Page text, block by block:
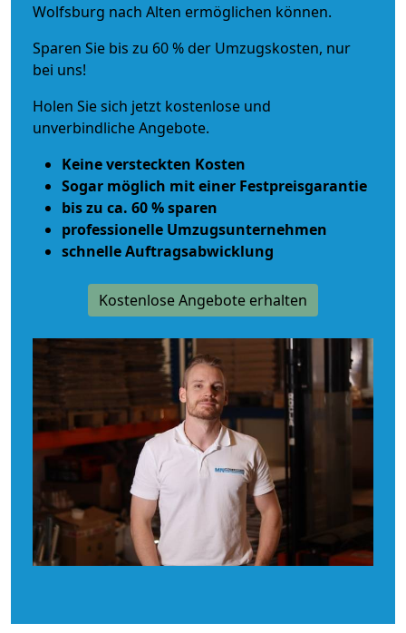
Wolfsburg nach Alten ermöglichen können.
Sparen Sie bis zu 60 % der Umzugskosten, nur
bei uns!
Holen Sie sich jetzt kostenlose und
unverbindliche Angebote.
Keine versteckten Kosten
Sogar möglich mit einer Festpreisgarantie
bis zu ca. 60 % sparen
professionelle Umzugsunternehmen
schnelle Auftragsabwicklung
Kostenlose Angebote erhalten